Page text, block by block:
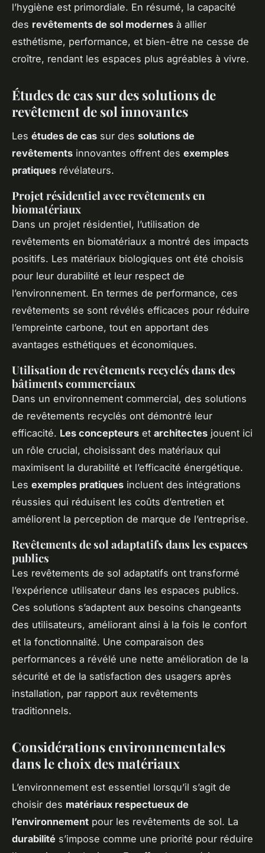
l’hygiène est primordiale. En résumé, la capacité
des revêtements de sol modernes à allier
esthétisme, performance, et bien-être ne cesse de
croître, rendant les espaces plus agréables à vivre.
Études de cas sur des solutions de
revêtement de sol innovantes
Les études de cas sur des solutions de
revêtements innovantes offrent des exemples
pratiques révélateurs.
Projet résidentiel avec revêtements en
biomatériaux
Dans un projet résidentiel, l’utilisation de
revêtements en biomatériaux a montré des impacts
positifs. Les matériaux biologiques ont été choisis
pour leur durabilité et leur respect de
l’environnement. En termes de performance, ces
revêtements se sont révélés efficaces pour réduire
l’empreinte carbone, tout en apportant des
avantages esthétiques et économiques.
Utilisation de revêtements recyclés dans des
bâtiments commerciaux
Dans un environnement commercial, des solutions
de revêtements recyclés ont démontré leur
efficacité. Les concepteurs et architectes jouent ici
un rôle crucial, choisissant des matériaux qui
maximisent la durabilité et l’efficacité énergétique.
Les exemples pratiques incluent des intégrations
réussies qui réduisent les coûts d’entretien et
améliorent la perception de marque de l’entreprise.
Revêtements de sol adaptatifs dans les espaces
publics
Les revêtements de sol adaptatifs ont transformé
l’expérience utilisateur dans les espaces publics.
Ces solutions s’adaptent aux besoins changeants
des utilisateurs, améliorant ainsi à la fois le confort
et la fonctionnalité. Une comparaison des
performances a révélé une nette amélioration de la
sécurité et de la satisfaction des usagers après
installation, par rapport aux revêtements
traditionnels.
Considérations environnementales
dans le choix des matériaux
L’environnement est essentiel lorsqu’il s’agit de
choisir des matériaux respectueux de
l’environnement pour les revêtements de sol. La
durabilité s’impose comme une priorité pour réduire